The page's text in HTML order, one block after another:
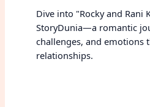
Dive into "Rocky and Rani
StoryDunia—a romantic
challenges, and emotions
relationships.